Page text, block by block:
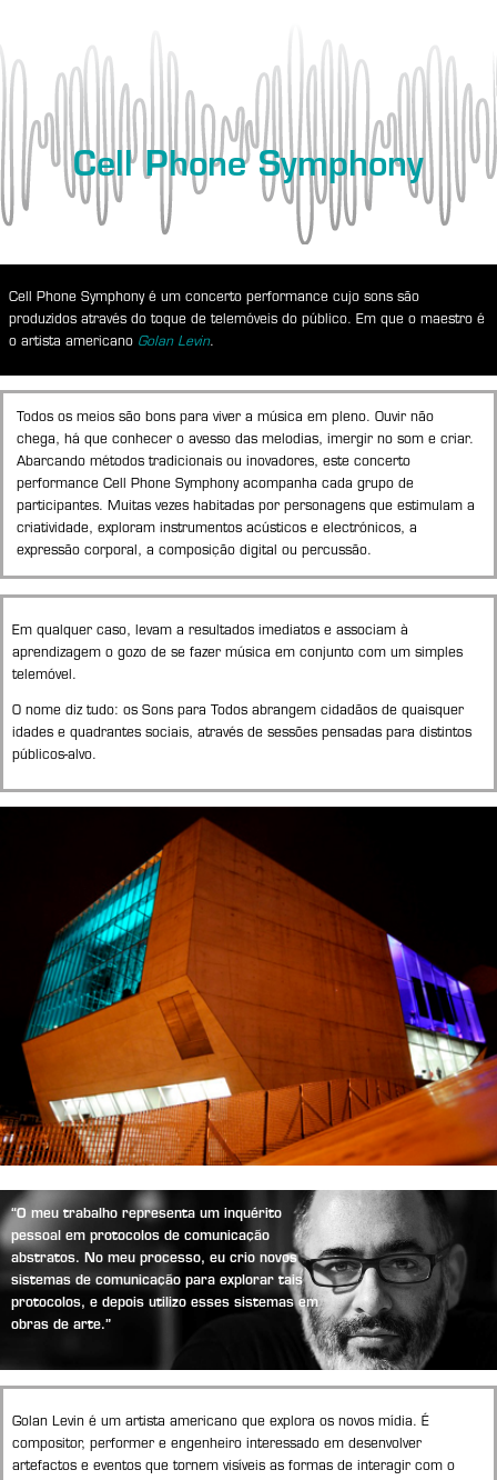
Cell Phone Symphony
Cell Phone Symphony é um concerto performance cujo sons são
produzidos através do toque de telemóveis do público. Em que o maestro é
o artista americano Golan Levin.
Todos os meios são bons para viver a música em pleno. Ouvir não
chega, há que conhecer o avesso das melodias, imergir no som e criar.
Abarcando métodos tradicionais ou inovadores, este concerto
performance Cell Phone Symphony acompanha cada grupo de
participantes. Muitas vezes habitadas por personagens que estimulam a
criatividade, exploram instrumentos acústicos e electrónicos, a
expressão corporal, a composição digital ou percussão.
Em qualquer caso, levam a resultados imediatos e associam à
aprendizagem o gozo de se fazer música em conjunto com um simples
telemóvel.
O nome diz tudo: os Sons para Todos abrangem cidadãos de quaisquer
idades e quadrantes sociais, através de sessões pensadas para distintos
públicos-alvo.
“O meu trabalho representa um inquérito
pessoal em protocolos de comunicação
abstratos. No meu processo, eu crio novos
sistemas de comunicação para explorar tais
protocolos, e depois utilizo esses sistemas em
obras de arte.”
Golan Levin é um artista americano que explora os novos mídia. É
compositor, performer e engenheiro interessado em desenvolver
artefactos e eventos que tornem visíveis as formas de interagir com o